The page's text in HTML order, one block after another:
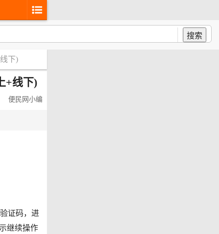
搜索
下)
+线下)
便民网小编
证码，进
继续操作